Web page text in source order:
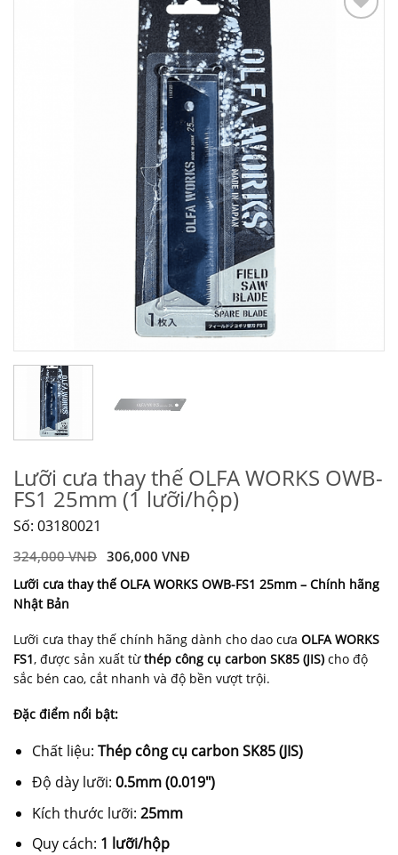
Lưỡi cưa thay thế OLFA WORKS OWB-
FS1 25mm (1 lưỡi/hộp)
Số: 03180021
324,000VNĐ 306,000 VNĐ
Lưỡi cưa thay thế OLFA WORKS OWB-FS1 25mm – Chính hãng
Nhật Bản
Lưỡi cưa thay thế chính hãng dành cho dao cưa OLFA WORKS
FS1, được sản xuất từthép công cụ carbon SK85 (JIS)cho độ
sắc bén cao, cắt nhanh và độ bền vượt trội.
Đặc điểm nổi bật:
Chất liệu: Thép công cụ carbon SK85 (JIS)
Độ dày lưỡi: 0.5mm (0.019″)
Kích thước lưỡi: 25mm
Quy cách: 1 lưỡi/hộp